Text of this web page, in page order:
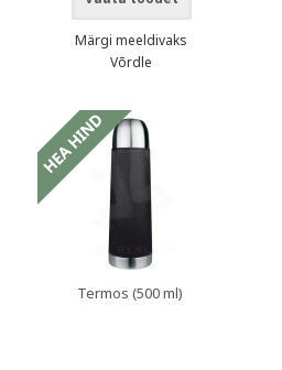
Märgi meeldivaks
Võrdle
Termos (500 ml)